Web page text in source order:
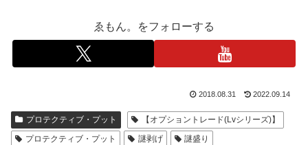
ゑもん。をフォローする
2018.08.31 2022.09.14
プロテクティブ・プット
【オプショントレード(Lvシリーズ)】
プロテクティブ・プット
謎剥げ 謎盛り